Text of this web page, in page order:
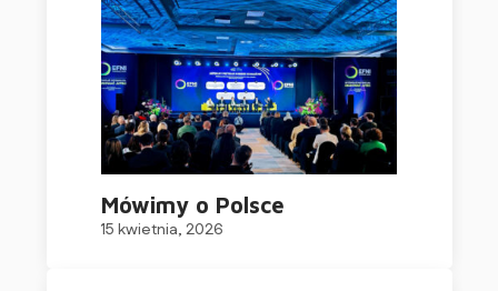
Mówimy o Polsce
15 kwietnia, 2026